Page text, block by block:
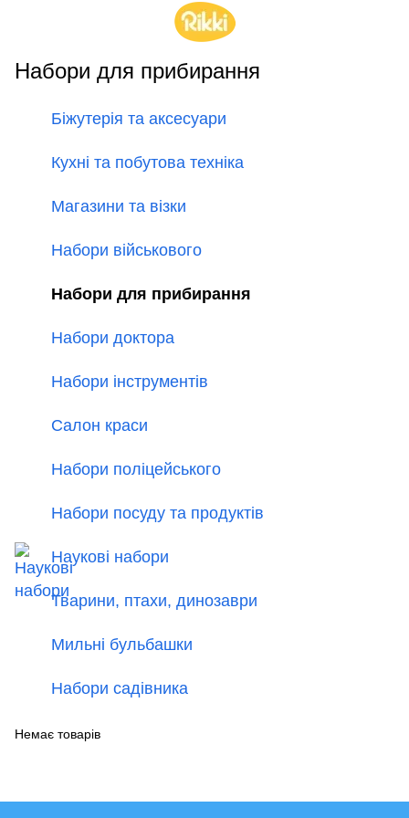
Набори для прибирання
Біжутерія та аксесуари
Кухні та побутова техніка
Магазини та візки
Набори військового
Набори для прибирання
Набори доктора
Набори інструментів
Салон краси
Набори поліцейського
Набори посуду та продуктів
Наукові набори
Тварини, птахи, динозаври
Мильні бульбашки
Набори садівника
Немає товарів